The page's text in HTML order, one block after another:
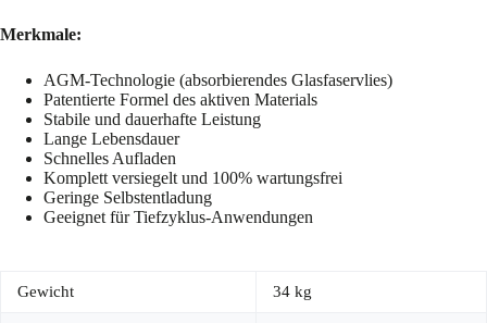
Merkmale:
AGM-Technologie (absorbierendes Glasfaservlies)
Patentierte Formel des aktiven Materials
Stabile und dauerhafte Leistung
Lange Lebensdauer
Schnelles Aufladen
Komplett versiegelt und 100% wartungsfrei
Geringe Selbstentladung
Geeignet für Tiefzyklus-Anwendungen
Gewicht 34 kg